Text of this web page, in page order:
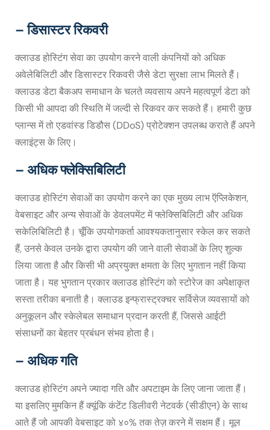
– डिसास्टर रिकवरी
क्लाउड होस्टिंग सेवा का उपयोग करने वाली कंपनियों को अधिक
अवेलेबिलिटी और डिसास्टर रिकवरी जैसे डेटा सुरक्षा लाभ मिलते हैं।
क्लाउड डेटा बैकअप समाधान के चलते व्यवसाय अपने महत्वपूर्ण डेटा को
किसी भी आपदा की स्थिति में जल्दी से रिकवर कर सकते हैं। हमारी कुछ
प्लान्स में तो एडवांस्ड डिडौस (DDoS) प्रोटेक्शन उपलब्ध कराते हैं अपने
क्लाइंट्स के लिए।
– अधिक फ्लेक्सिबिलिटी
क्लाउड होस्टिंग सेवाओं का उपयोग करने का एक मुख्य लाभ ऍप्लिकेशन,
वेबसाइट और अन्य सेवाओं के डेवलपमेंट में फ्लेक्सिबिलिटी और अधिक
सकेलिबिलिटी है। चूँकि उपयोगकर्ता आवश्यकतानुसार स्केल कर सकते
हैं, उनसे केवल उनके द्वारा उपयोग की जाने वाली सेवाओं के लिए शुल्क
लिया जाता है और किसी भी अप्रयुक्त क्षमता के लिए भुगतान नहीं किया
जाता है। यह भुगतान प्रकार क्लाउड होस्टिंग को स्टोरेज का अपेक्षाकृत
सस्ता तरीका बनाती है। क्लाउड इन्फ्रास्ट्रक्चर सर्विसेज व्यवसायों को
अनुकूलन और स्केलेबल समाधान प्रदान करती हैं, जिससे आईटी
संसाधनों का बेहतर प्रबंधन संभव होता है।
– अधिक गति
क्लाउड होस्टिंग अपने ज्यादा गति और अपटाइम के लिए जाना जाता हैं।
या इसलिए मुमकिन हैं क्यूंकि कंटेंट डिलीवरी नेटवर्क (सीडीएन) के साथ
आते हैं जो आपकी वेबसाइट को ४०% तक तेज़ करने में सक्षम हैं। मूल